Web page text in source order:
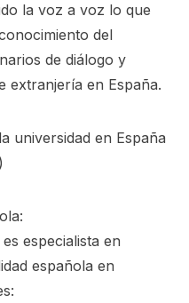
la voz a voz lo que
del
de diálogo y
extranjería en España.
universidad en España
)
es especialista en
española en